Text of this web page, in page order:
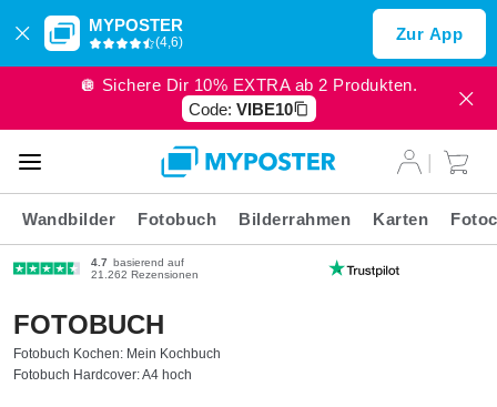
MYPOSTER
(4,6) Zur App
🪩 Sichere Dir 10% EXTRA ab 2 Produkten.
Code: VIBE10
Wandbilder Fotobuch Bilderrahmen Karten
4.7 basierend auf
21.262 Rezensionen
FOTOBUCH
Fotobuch Kochen: Mein Kochbuch
Fotobuch Hardcover: A4 hoch